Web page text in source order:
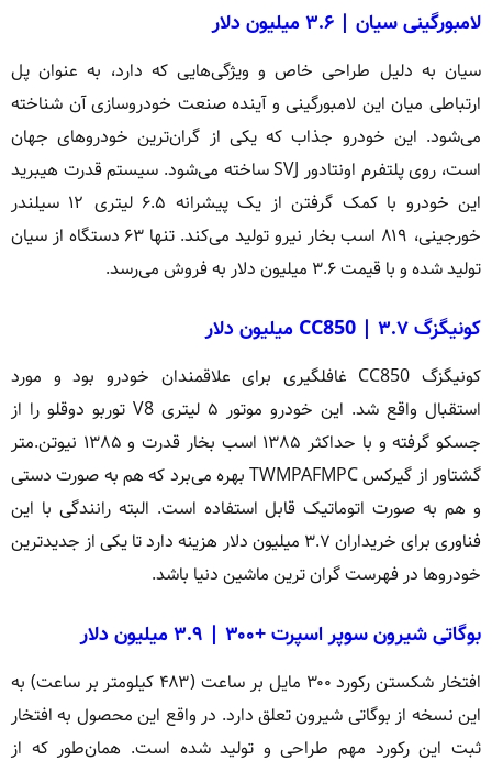
لامبورگینی سیان | ۳.۶ میلیون دلار
سیان به دلیل طراحی خاص و ویژگی‌هایی که دارد، به عنوان پل
ارتباطی میان این لامبورگینی و آینده صنعت خودروسازی آن شناخته
می‌شود. این خودرو جذاب که یکی از گران‌ترین خودروهای جهان
است، روی پلتفرم اونتادور SVJ ساخته می‌شود. سیستم قدرت هیبرید
این خودرو با کمک گرفتن از یک پیشرانه ۶.۵ لیتری ۱۲ سیلندر
خورجینی، ۸۱۹ اسب بخار نیرو تولید می‌کند. تنها ۶۳ دستگاه از سیان
تولید شده و با قیمت ۳.۶ میلیون دلار به فروش می‌رسد.
کونیگزگ CC850 | ۳.۷ میلیون دلار
کونیگزگ CC850 غافلگیری برای علاقمندان خودرو بود و مورد
استقبال واقع شد. این خودرو موتور ۵ لیتری V8 توربو دوقلو را از
جسکو گرفته و با حداکثر ۱۳۸۵ اسب بخار قدرت و ۱۳۸۵ نیوتن.متر
گشتاور از گیرکس TWMPAFMPC بهره می‌برد که هم به صورت دستی
و هم به صورت اتوماتیک قابل استفاده است. البته رانندگی با این
فناوری برای خریداران ۳.۷ میلیون دلار هزینه دارد تا یکی از جدیدترین
خودروها در فهرست گران ترین ماشین دنیا باشد.
بوگاتی شیرون سوپر اسپرت +۳۰۰ | ۳.۹ میلیون دلار
افتخار شکستن رکورد ۳۰۰ مایل بر ساعت (۴۸۳ کیلومتر بر ساعت) به
این نسخه از بوگاتی شیرون تعلق دارد. در واقع این محصول به افتخار
ثبت این رکورد مهم طراحی و تولید شده است. همان‌طور که از